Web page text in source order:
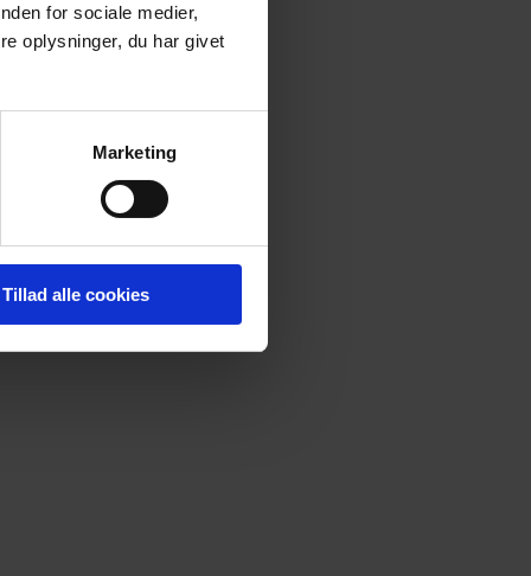
for sociale medier,
oplysninger, du har givet
Marketing
Tillad alle cookies